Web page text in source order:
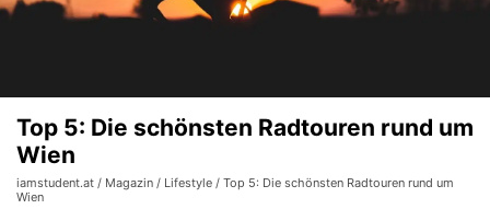
Top 5: Die schönsten Radtouren rund um
Wien
iamstudent.at / Magazin / Lifestyle / Top 5: Die schönsten Radtouren rund um
Wien